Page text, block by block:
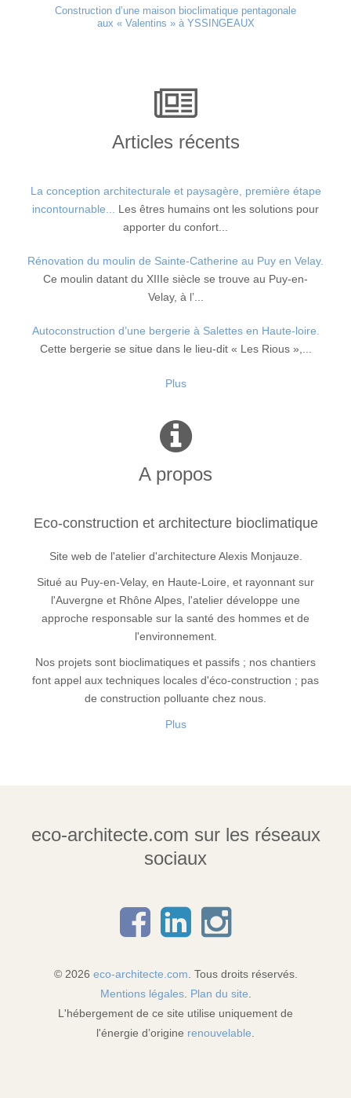
Construction d’une maison bioclimatique pentagonale
aux « Valentins » à YSSINGEAUX
Articles récents
La conception architecturale et paysagère, première étape
incontournable...
Les êtres humains ont les solutions pour
apporter du confort...
Rénovation du moulin de Sainte-Catherine au Puy en Velay.
Ce moulin datant du XIIIe siècle se trouve au Puy-en-
Velay, à l’...
Autoconstruction d’une bergerie à Salettes en Haute-loire.
Cette bergerie se situe dans le lieu-dit « Les Rious »,...
Plus
A propos
Eco-construction et architecture bioclimatique
Site web de l'atelier d'architecture Alexis Monjauze.
Situé au Puy-en-Velay, en Haute-Loire, et rayonnant sur
l'Auvergne et Rhône Alpes, l'atelier développe une
approche responsable sur la santé des hommes et de
l'environnement.
Nos projets sont bioclimatiques et passifs ; nos chantiers
font appel aux techniques locales d'éco-construction ; pas
de construction polluante chez nous.
Plus
eco-architecte.com sur les réseaux
sociaux
© 2026 eco-architecte.com . Tous droits réservés.
Mentions légales. Plan du site
L'hébergement de ce site utilise uniquement de
l'énergie d’origine renouvelable